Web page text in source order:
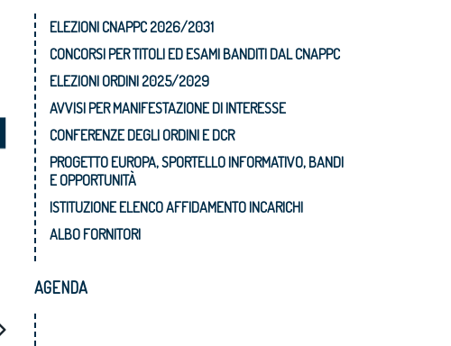
ELEZIONI CNAPPC 2026/2031
CONCORSI PER TITOLI ED ESAMI BANDITI DAL CNAPPC
ELEZIONI ORDINI 2025/2029
AVVISI PER MANIFESTAZIONE DI INTERESSE
CONFERENZE DEGLI ORDINI E DCR
PROGETTO EUROPA, SPORTELLO INFORMATIVO, BANDI
E OPPORTUNITÀ
ISTITUZIONE ELENCO AFFIDAMENTO INCARICHI
ALBO FORNITORI
AGENDA